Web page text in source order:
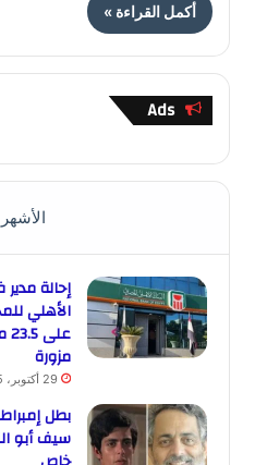
أكمل القراءة »
Ads
الأشهر
الأهلي
مزورة
29 أكتوبر، 2025
بطل
سيف أبو